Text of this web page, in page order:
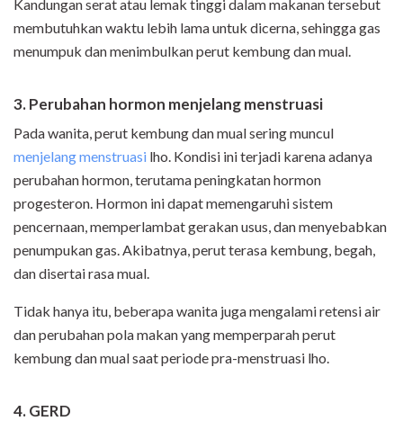
Kandungan serat atau lemak tinggi dalam makanan tersebut
membutuhkan waktu lebih lama untuk dicerna, sehingga gas
menumpuk dan menimbulkan perut kembung dan mual.
3. Perubahan hormon menjelang menstruasi
Pada wanita, perut kembung dan mual sering muncul
menjelang menstruasi lho. Kondisi ini terjadi karena adanya
perubahan hormon, terutama peningkatan hormon
progesteron. Hormon ini dapat memengaruhi sistem
pencernaan, memperlambat gerakan usus, dan menyebabkan
penumpukan gas. Akibatnya, perut terasa kembung, begah,
dan disertai rasa mual.
Tidak hanya itu, beberapa wanita juga mengalami retensi air
dan perubahan pola makan yang memperparah perut
kembung dan mual saat periode pra-menstruasi lho.
4. GERD